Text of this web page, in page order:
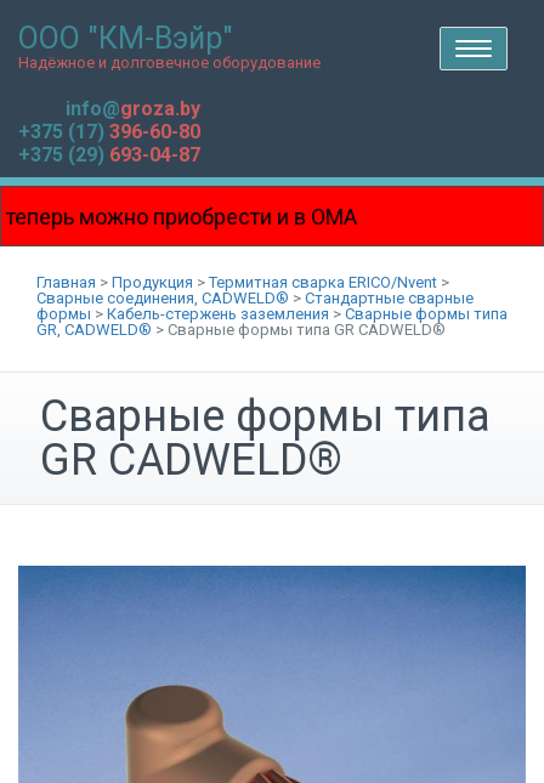
ООО "КМ-Вэйр"
Надёжное и долговечное оборудование
T
o
g
a
t
info@groza.by
+375 (17) 396-60-80
+375 (29) 693-04-87
можно приобрести и в ОМА
на Боровой!!!
Главная > Продукция >Термитная сварка ERICO/Nvent >
Сварные соединения, CADWELD® > Стандартные сварные
формы > Кабель-стержень заземления > Сварные формы типа
GR, CADWELD® > Сварные формы типа GR CADWELD®
Сварные формы типа
GR CADWELD®